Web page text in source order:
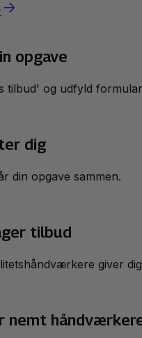
opgave
tilbud' og udfyld
dig
din opgave sammen.
tilbud
giver
nemt